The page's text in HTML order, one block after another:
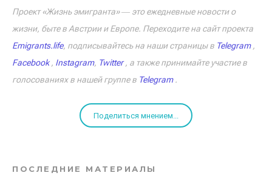
Проект «Жизнь эмигранта» ― это ежедневные новости о
жизни, быте в Австрии и Европе. Переходите на сайт проекта
Emigrants.life, подписывайтесь на наши страницы в Telegram,
Facebook, Instagram, Twitter, а также принимайте участие в
голосованиях в нашей группе в Telegram.
Поделиться мнением...
ПОСЛЕДНИЕ МАТЕРИАЛЫ